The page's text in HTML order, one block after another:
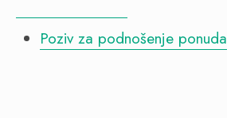
Poziv za podnošenje ponuda